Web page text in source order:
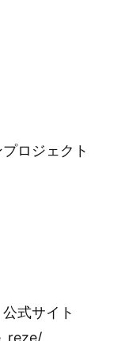
ロジェクト
式サイト